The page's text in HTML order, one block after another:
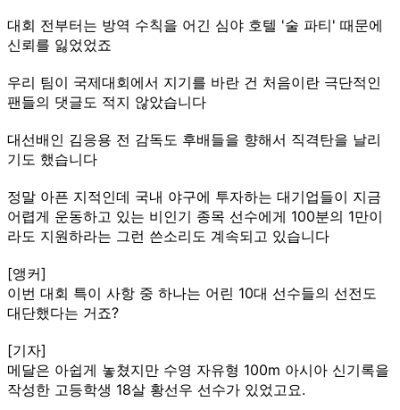
대회 전부터는 방역 수칙을 어긴 심야 호텔 '술 파티' 때문에
신뢰를 잃었었죠
우리 팀이 국제대회에서 지기를 바란 건 처음이란 극단적인
팬들의 댓글도 적지 않았습니다
대선배인 김응용 전 감독도 후배들을 향해서 직격탄을 날리
기도 했습니다
정말 아픈 지적인데 국내 야구에 투자하는 대기업들이 지금
어렵게 운동하고 있는 비인기 종목 선수에게 100분의 1만이
라도 지원하라는 그런 쓴소리도 계속되고 있습니다
[앵커]
이번 대회 특이 사항 중 하나는 어린 10대 선수들의 선전도
대단했다는 거죠?
[기자]
메달은 아쉽게 놓쳤지만 수영 자유형 100m 아시아 신기록을
작성한 고등학생 18살 황선우 선수가 있었고요.